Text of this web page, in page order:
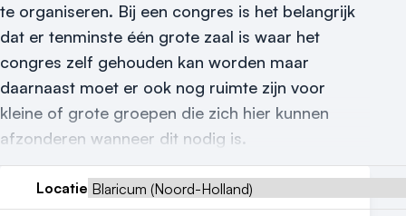
Vraag locatie aan
te organiseren. Bij een congres is het belangrijk
dat er tenminste één grote zaal is waar het
congres zelf gehouden kan worden maar
daarnaast moet er ook nog ruimte zijn voor
kleine of grote groepen die zich hier kunnen
afzonderen wanneer dit nodig is.
Locatie